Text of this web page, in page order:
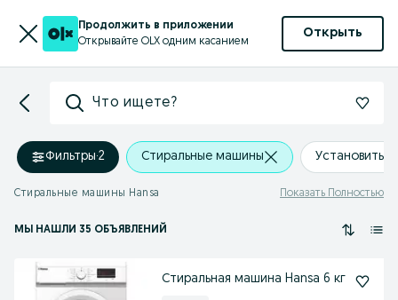
Продолжить в приложении
Открывайте OLX одним касанием
Открыть
Что ищете?
Фильтры·2 Стиральные машины Установить
Стиральные машины Hansa Показать Полностью
МЫ НАШЛИ 35 ОБЪЯВЛЕНИЙ
Стиральная машина Hansa 6 кг